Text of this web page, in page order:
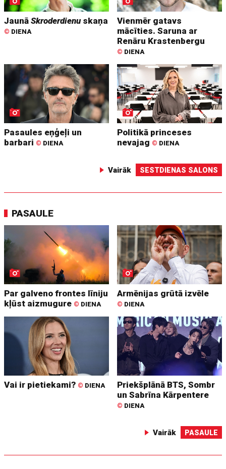
JaunāSkroderdienuskaņa
© DIENA
Vienmēr gatavs
mācīties. Saruna ar
Renāru Krastenbergu
© DIENA
Pasaules eņģeļi un
barbari © DIENA
Politikā princeses
nevajag © DIENA
Vairāk SESTDIENAS SALONS
PASAULE
Par galveno frontes līniju
kļūst aizmugure © DIENA
Armēnijas grūtā izvēle
© DIENA
Vai ir pietiekami? © DIENA
Priekšplānā BTS, Sombr
un Sabrīna Kārpentere
© DIENA
Vairāk PASAULE